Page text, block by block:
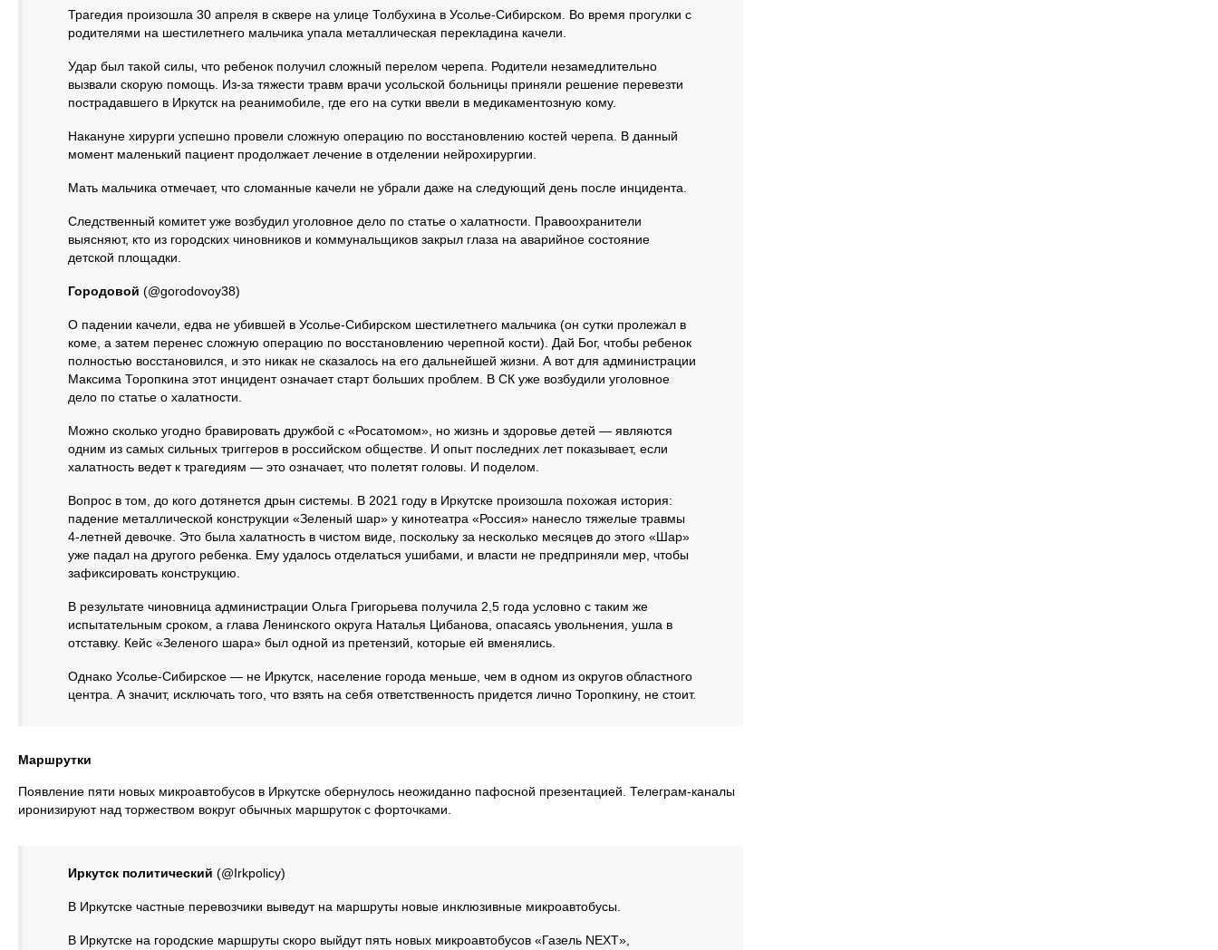
Трагедия произошла 30 апреля в сквере на улице Толбухина в Усолье-Сибирском. Во время прогулки с
родителями на шестилетнего мальчика упала металлическая перекладина качели.
Удар был такой силы, что ребенок получил сложный перелом черепа. Родители незамедлительно
вызвали скорую помощь. Из-за тяжести травм врачи усольской больницы приняли решение перевезти
пострадавшего в Иркутск на реанимобиле, где его на сутки ввели в медикаментозную кому.
Накануне хирурги успешно провели сложную операцию по восстановлению костей черепа. В данный
момент маленький пациент продолжает лечение в отделении нейрохирургии.
Мать мальчика отмечает, что сломанные качели не убрали даже на следующий день после инцидента.
Следственный комитет уже возбудил уголовное дело по статье о халатности. Правоохранители
выясняют, кто из городских чиновников и коммунальщиков закрыл глаза на аварийное состояние
детской площадки.
Городовой (@gorodovoy38)
О падении качели, едва не убившей в Усолье-Сибирском шестилетнего мальчика (он сутки пролежал в
коме, а затем перенес сложную операцию по восстановлению черепной кости). Дай Бог, чтобы ребенок
полностью восстановился, и это никак не сказалось на его дальнейшей жизни. А вот для администрации
Максима Торопкина этот инцидент означает старт больших проблем. В СК уже возбудили уголовное
дело по статье о халатности.
Можно сколько угодно бравировать дружбой с «Росатомом», но жизнь и здоровье детей — являются
одним из самых сильных триггеров в российском обществе. И опыт последних лет показывает, если
халатность ведет к трагедиям — это означает, что полетят головы. И поделом.
Вопрос в том, до кого дотянется дрын системы. В 2021 году в Иркутске произошла похожая история:
падение металлической конструкции «Зеленый шар» у кинотеатра «Россия» нанесло тяжелые травмы
4-летней девочке. Это была халатность в чистом виде, поскольку за несколько месяцев до этого «Шар»
уже падал на другого ребенка. Ему удалось отделаться ушибами, и власти не предприняли мер, чтобы
зафиксировать конструкцию.
В результате чиновница администрации Ольга Григорьева получила 2,5 года условно с таким же
испытательным сроком, а глава Ленинского округа Наталья Цибанова, опасаясь увольнения, ушла в
отставку. Кейс «Зеленого шара» был одной из претензий, которые ей вменялись.
Однако Усолье-Сибирское — не Иркутск, население города меньше, чем в одном из округов областного
центра. А значит, исключать того, что взять на себя ответственность придется лично Торопкину, не стоит.
Маршрутки
Появление пяти новых микроавтобусов в Иркутске обернулось неожиданно пафосной презентацией. Телеграм-каналы
иронизируют над торжеством вокруг обычных маршруток с форточками.
Иркутск политический (@Irkpolicy)
В Иркутске частные перевозчики выведут на маршруты новые инклюзивные микроавтобусы.
В Иркутске на городские маршруты скоро выйдут пять новых микроавтобусов «Газель NEXT»,